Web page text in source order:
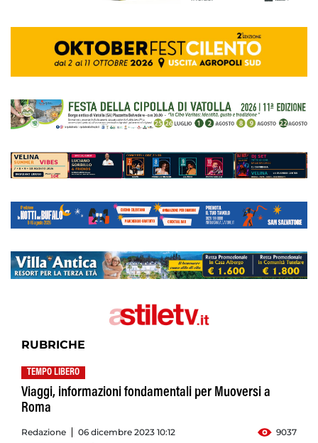
RUBRICHE
TEMPO LIBERO
Viaggi, informazioni fondamentali per Muoversi a
Roma
Redazione 06 dicembre 2023 10:12 9037